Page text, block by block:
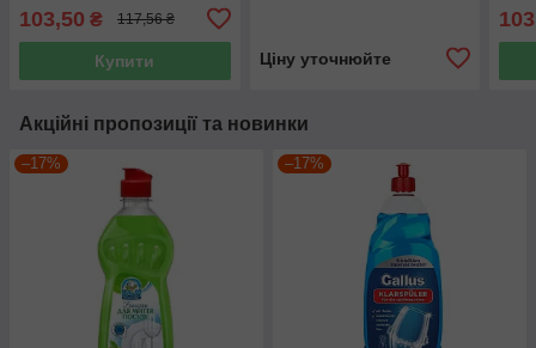
103,50 ₴ 117,56 ₴
Купити Ціну уточнюйте
Акційні пропозиції та новинки
–17% –17%